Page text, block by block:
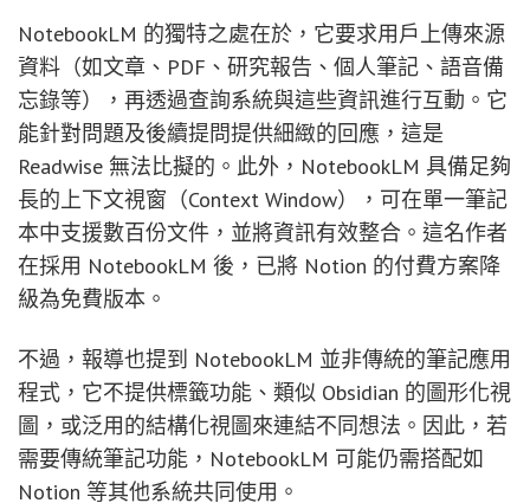
NotebookLM 的獨特之處在於，它要求用戶上傳來源
資料（如文章、PDF、研究報告、個人筆記、語音備
忘錄等），再透過查詢系統與這些資訊進行互動。它
能針對問題及後續提問提供細緻的回應，這是
Readwise 無法比擬的。此外，NotebookLM 具備足夠
長的上下文視窗（Context Window），可在單一筆記
本中支援數百份文件，並將資訊有效整合。這名作者
在採用 NotebookLM 後，已將 Notion 的付費方案降
級為免費版本。
不過，報導也提到 NotebookLM 並非傳統的筆記應用
程式，它不提供標籤功能、類似 Obsidian 的圖形化視
圖，或泛用的結構化視圖來連結不同想法。因此，若
需要傳統筆記功能，NotebookLM 可能仍需搭配如
Notion 等其他系統共同使用。